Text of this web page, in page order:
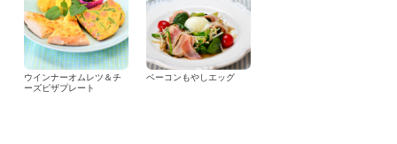
ウインナーオムレツ＆チ
ーズピザプレート
ベーコンもやしエッグ